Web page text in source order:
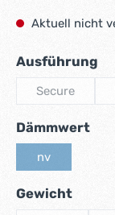
Aktuell nicht
Ausführung
Secure
Dämmwert
nv
Gewicht